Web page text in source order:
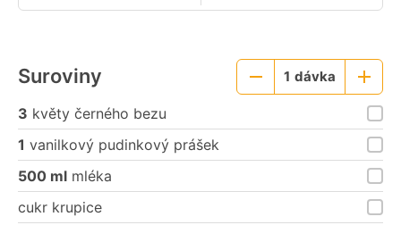
Suroviny
Menší
1 dávka
Větší
porce
3 květy černého bezu
1 vanilkový pudinkový prášek
500 ml mléka
cukr krupice